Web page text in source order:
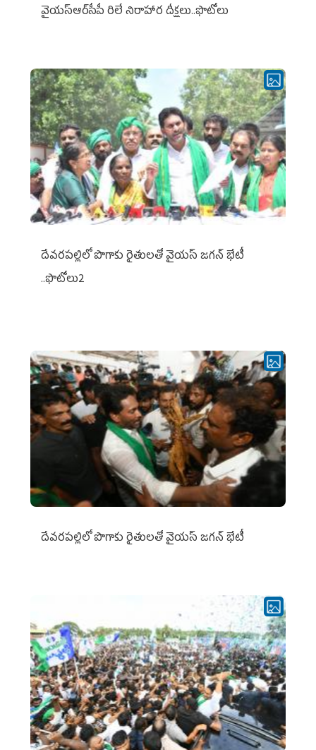
వైయ‌స్ఆర్‌సీపీ రిలే నిరాహార దీక్షలు..ఫొటోలు
దేవరపల్లిలో పొగాకు రైతులతో వైయస్ జగన్ భేటీ
..ఫొటోలు2
దేవరపల్లిలో పొగాకు రైతులతో వైయస్ జగన్ భేటీ